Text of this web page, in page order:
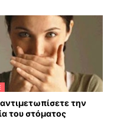
την
του στόματος